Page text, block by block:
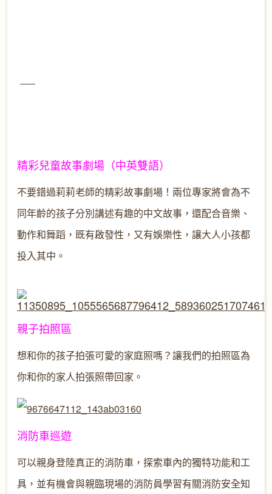
精彩兒童故事劇場（中英雙語）
不要錯過莉莉老師的精彩故事劇場！兩位專家將會為不
同年齡的孩子分別講述有趣的中文故事，還配合音樂、
動作和舞蹈，既有啟發性，又有娛樂性，讓大人小孩都
投入其中。
親子拍照區
想和你的孩子拍張可愛的家庭照嗎？讓我們的拍照區為
你和你的家人拍張照帶回家。
消防車巡遊
可以親身登陸真正的消防車，探索車內的獨特功能和工
具，並有機會與親臨現場的消防員學習有關消防安全知